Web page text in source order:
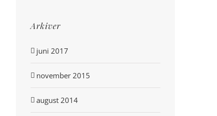
Arkiver
juni 2017
november 2015
august 2014